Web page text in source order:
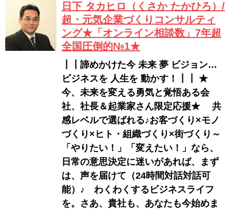
日下 タカヒロ（くさか たかひろ）/
超・元気企業づくりコンサルティ
ング★「オンライン相談数」7年超
全国圧倒的№1★
┃┃諦めかけた今 未来 夢 ビジョン…
ビジネスを 人生を 動かす！┃┃ ★
今、未来を変える勇気と覚悟ある会
社、社長＆起業家さん限定応援★ 共
感レベルで選ばれる♪お客づくり×モノ
づくり×ヒト・組織づくり×街づくり～
「やりたい！」「変えたい！」なら、
日常の意思決定に迷いがあれば、まず
は、声を届けて（24時間対話対話可
能）♪ わくわくするビジネスライフ
を。さあ、貴社も、あなたも今始めま